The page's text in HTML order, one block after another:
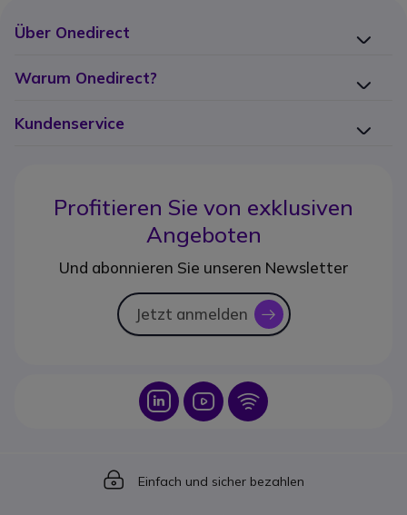
Über Onedirect
Warum Onedirect?
Kundenservice
Profitieren Sie von exklusiven
Angeboten
Und abonnieren Sie unseren Newsletter
Jetzt anmelden icon
Icon Icon Icon
Icon
Einfach und sicher bezahlen